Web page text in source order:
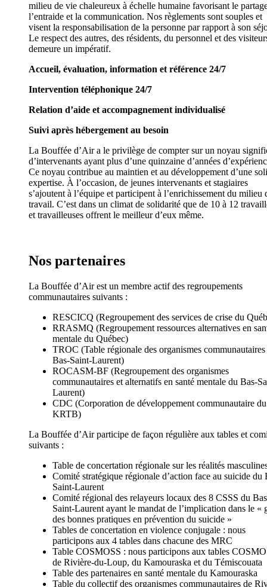
milieu de vie chaleureux à échelle humaine favorisant le
l’entraide et la communication. Nos règlements sont souples et
visent la responsabilisation de la personne par rapport à son
Le respect des autres, des résidents, du personnel et des
demeure un impératif.
Accueil, évaluation, information et référence 24/7
Intervention téléphonique 24/7
Relation d’aide et accompagnement individualisé
Suivi après hébergement au besoin
La Bouffée d’Air a le privilège de compter sur un noyau
d’intervenants ayant plus d’une quinzaine d’années
Ce noyau contribue au maintien et au développement d’une
expertise. À l’occasion, de jeunes intervenants et stagiaires
s’ajoutent à l’équipe et participent à l’enrichissement du milieu
travail. C’est dans un climat de solidarité que de 10 à 12
et travailleuses offrent le meilleur d’eux même.
Nos partenaires
La Bouffée d’Air est un membre actif des regroupements
communautaires suivants :
RESCICQ (Regroupement des services de crise du
RRASMQ (Regroupement ressources alternatives en
mentale du Québec)
TROC (Table régionale des organismes
Bas-Saint-Laurent)
ROCASM-BF (Regroupement des organismes
communautaires et alternatifs en santé mentale du Bas-
Laurent)
CDC (Corporation de développement communautaire du
KRTB)
La Bouffée d’Air participe de façon régulière aux tables et
suivants :
Table de concertation régionale sur les réalités
Comité stratégique régionale d’action face au suicide du
Saint-Laurent
Comité régional des relayeurs locaux des 8 CSSS du
Saint-Laurent ayant le mandat de l’implication dans le «
des bonnes pratiques en prévention du suicide »
Tables de concertation en violence conjugale : nous
participons aux 4 tables dans chacune des MRC
Table COSMOSS : nous participons aux tables
de Rivière-du-Loup, du Kamouraska et du Témiscouata
Table des partenaires en santé mentale du Kamouraska
Table du collectif des organismes communautaires de